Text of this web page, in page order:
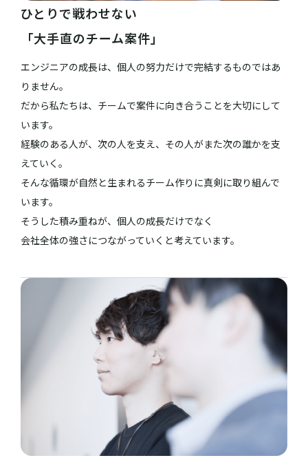
ひとりで戦わせない
「大手直のチーム案件」
エンジニアの成長は、個人の努力だけで完結するものではあ
りません。
だから私たちは、チームで案件に向き合うことを大切にして
います。
経験のある人が、次の人を支え、その人がまた次の誰かを支
えていく。
そんな循環が自然と生まれるチーム作りに真剣に取り組んで
います。
そうした積み重ねが、個人の成長だけでなく
会社全体の強さにつながっていくと考えています。